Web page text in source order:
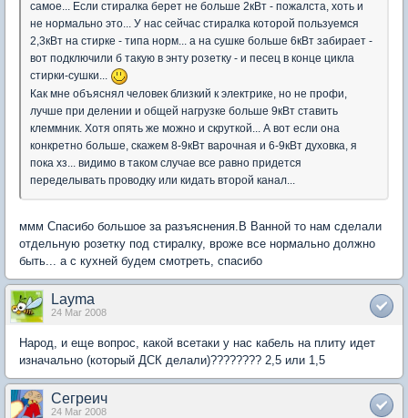
самое... Если стиралка берет не больше 2кВт - пожалста, хоть и
не нормально это... У нас сейчас стиралка которой пользуемся
2,3кВт на стирке - типа норм... а на сушке больше 6кВт забирает -
вот подключили б такую в энту розетку - и песец в конце цикла
стирки-сушки...
Как мне объяснял человек близкий к электрике, но не профи,
лучше при делении и общей нагрузке больше 9кВт ставить
клеммник. Хотя опять же можно и скруткой... А вот если она
конкретно больше, скажем 8-9кВт варочная и 6-9кВт духовка, я
пока хз... видимо в таком случае все равно придется
переделывать проводку или кидать второй канал...
ммм Спасибо большое за разъяснения.В Ванной то нам сделали
отдельную розетку под стиралку, вроже все нормально должно
быть... а с кухней будем смотреть, спасибо
Layma
24 Mar 2008
Народ, и еще вопрос, какой всетаки у нас кабель на плиту идет
изначально (который ДСК делали)???????? 2,5 или 1,5
Сегреич
24 Mar 2008